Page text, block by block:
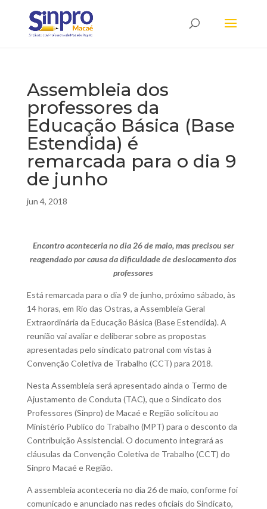
Assembleia dos
professores da
Educação Básica (Base
Estendida) é
remarcada para o dia 9
de junho
jun 4, 2018
Encontro aconteceria no dia 26 de maio, mas precisou ser
reagendado por causa da dificuldade de deslocamento dos
professores
Está remarcada para o dia 9 de junho, próximo sábado, às
14 horas, em Rio das Ostras, a Assembleia Geral
Extraordinária da Educação Básica (Base Estendida). A
reunião vai avaliar e deliberar sobre as propostas
apresentadas pelo sindicato patronal com vistas à
Convenção Coletiva de Trabalho (CCT) para 2018.
Nesta Assembleia será apresentado ainda o Termo de
Ajustamento de Conduta (TAC), que o Sindicato dos
Professores (Sinpro) de Macaé e Região solicitou ao
Ministério Publico do Trabalho (MPT) para o desconto da
Contribuição Assistencial. O documento integrará as
cláusulas da Convenção Coletiva de Trabalho (CCT) do
Sinpro Macaé e Região.
A assembleia aconteceria no dia 26 de maio, conforme foi
comunicado e anunciado nas redes oficiais do Sindicato,